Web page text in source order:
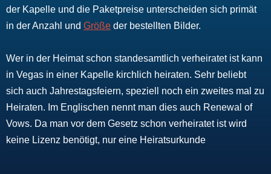
der Kapelle und die Paketpreise unterscheiden sich primät
in der Anzahl und Größe der bestellten Bilder.
Wer in der Heimat schon standesamtlich verheiratet ist kann
in Vegas in einer Kapelle kirchlich heiraten. Sehr beliebt
sich auch Jahrestagsfeiern, speziell noch ein zweites mal zu
Heiraten. Im Englischen nennt man dies auch Renewal of
Vows. Da man vor dem Gesetz schon verheiratet ist wird
keine Lizenz benötigt, nur eine Heiratsurkunde